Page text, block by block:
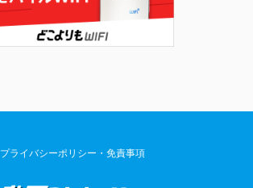
プライバシーポリシー・免責事項